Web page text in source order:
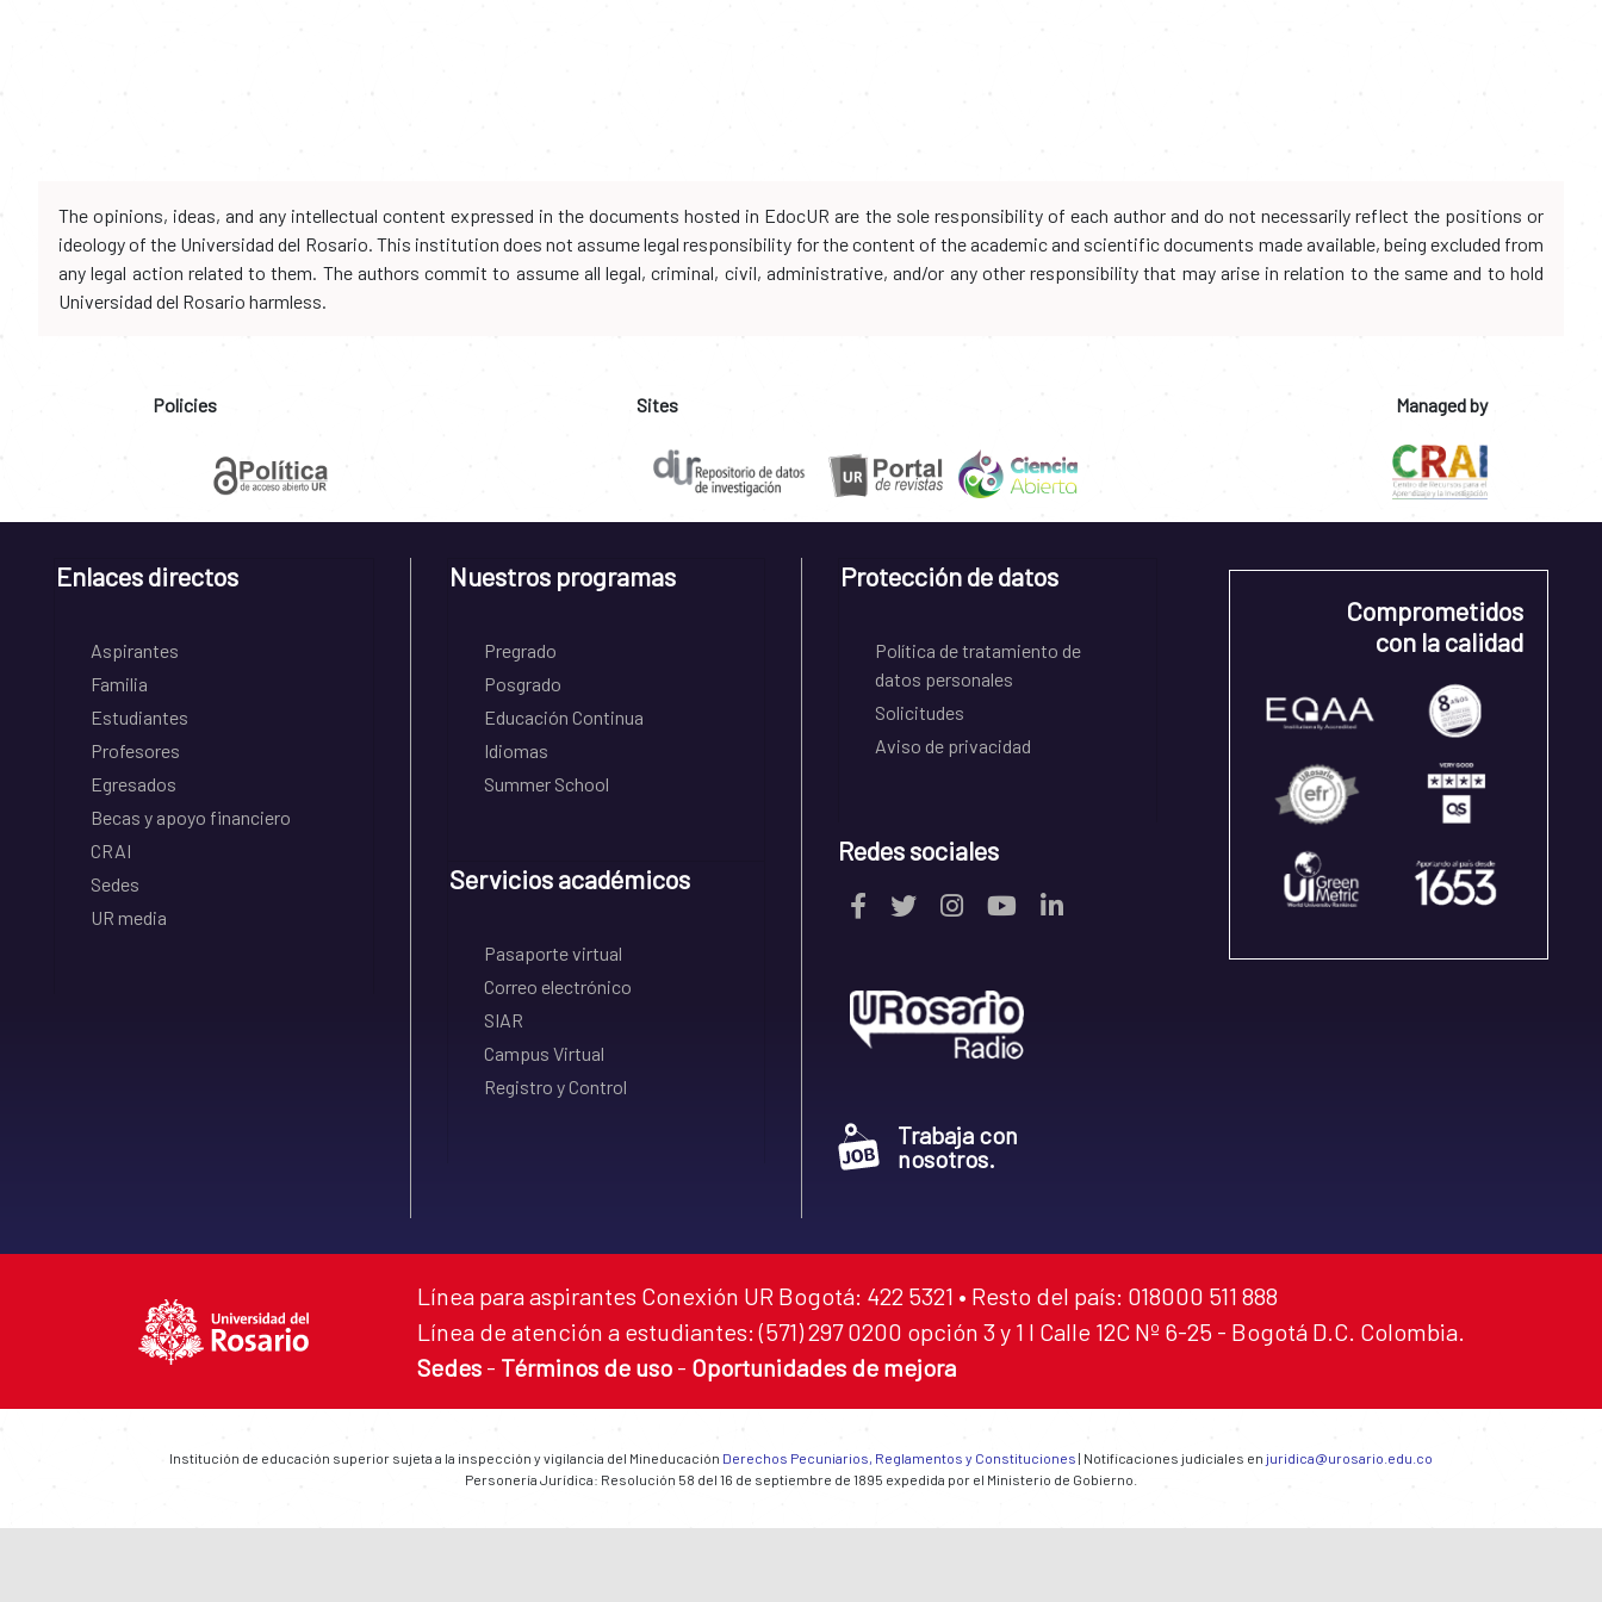
The opinions, ideas, and any intellectual content expressed in the documents hosted in EdocUR are the sole responsibility of each author and do not necessarily reflect the positions or
ideology of the Universidad del Rosario. This institution does not assume legal responsibility for the content of the academic and scientific documents made available, being excluded from
any legal action related to them. The authors commit to assume all legal, criminal, civil, administrative, and/or any other responsibility that may arise in relation to the same and to hold
Universidad del Rosario harmless.
Policies Sites Managed by
Enlaces directos
Aspirantes
Familia
Estudiantes
Profesores
Egresados
Becas y apoyo financiero
CRAI
Sedes
UR media
Nuestros programas
Pregrado
Posgrado
Educación Continua
Idiomas
Summer School
Servicios académicos
Pasaporte virtual
Correo electrónico
SIAR
Campus Virtual
Registro y Control
Protección de datos
Política de tratamiento de
datos personales
Solicitudes
Aviso de privacidad
Redes sociales
Trabaja con
nosotros.
Comprometidos
con la calidad
Línea para aspirantes Conexión UR Bogotá: 422 5321 • Resto del país: 018000 511 888
Línea de atención a estudiantes: (571) 297 0200 opción 3 y 1 I Calle 12C Nº 6-25 - Bogotá D.C. Colombia.
Sedes - Términos de uso - Oportunidades de mejora
Institución de educación superior sujeta a la inspección y vigilancia del Mineducación Derechos Pecuniarios, Reglamentos y Constituciones | Notificaciones judiciales en juridica@urosario.edu.co
Personería Jurídica: Resolución 58 del 16 de septiembre de 1895 expedida por el Ministerio de Gobierno.